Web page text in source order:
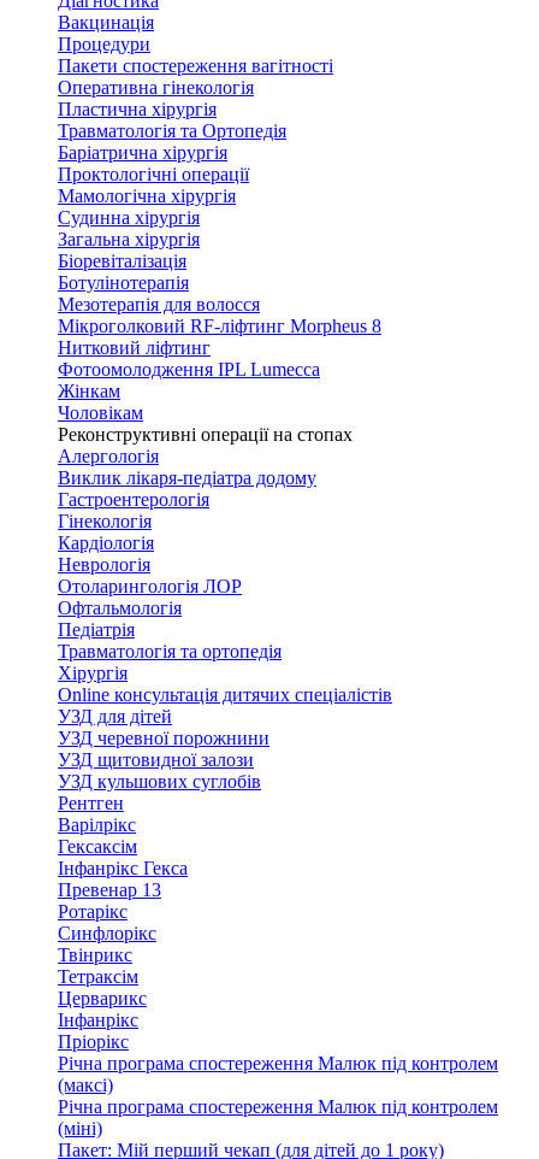
Вакцинація
Процедури
Пакети спостереження вагітності
Оперативна гінекологія
Пластична хірургія
Травматологія та Ортопедія
Баріатрична хірургія
Проктологічні операції
Мамологічна хірургія
Судинна хірургія
Загальна хірургія
Біоревіталізація
Ботулінотерапія
Мезотерапія для волосся
Мікроголковий RF-ліфтинг Morpheus 8
Нитковий ліфтинг
Фотоомолодження IPL Lumecca
Жінкам
Чоловікам
Реконструктивні операції на стопах
Алергологія
Виклик лікаря-педіатра додому
Гастроентерологія
Гінекологія
Кардіологія
Неврологія
Отоларингологія ЛОР
Офтальмологія
Педіатрія
Травматологія та ортопедія
Хірургія
Online консультація дитячих спеціалістів
УЗД для дітей
УЗД черевної порожнини
УЗД щитовидної залози
УЗД кульшових суглобів
Рентген
Варілрікс
Гексаксім
Інфанрікс Гекса
Превенар 13
Ротарікс
Синфлорікс
Твінрикс
Тетраксім
Церварикс
Інфанрікс
Пріорікс
Річна програма спостереження Малюк під контролем
(максі)
Річна програма спостереження Малюк під контролем
(міні)
Пакет: Мій перший чекап (для дітей до 1 року)